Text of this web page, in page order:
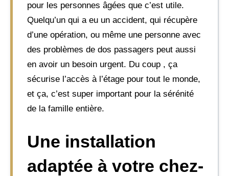
pour les personnes âgées que c’est utile.
Quelqu’un qui a eu un accident, qui récupère
d’une opération, ou même une personne avec
des problèmes de dos passagers peut aussi
en avoir un besoin urgent. Du coup , ça
sécurise l’accès à l’étage pour tout le monde,
et ça, c’est super important pour la sérénité
de la famille entière.
Une installation
adaptée à votre chez-